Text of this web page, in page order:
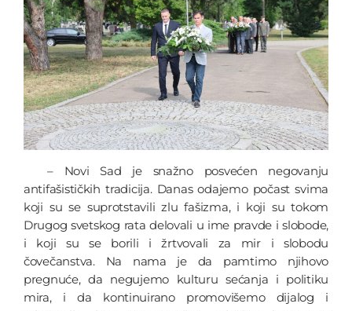
– Novi Sad je snažno posvećen negovanju
antifašističkih tradicija. Danas odajemo počast svima
koji su se suprotstavili zlu fašizma, i koji su tokom
Drugog svetskog rata delovali u ime pravde i slobode,
i koji su se borili i žrtvovali za mir i slobodu
čovečanstva. Na nama je da pamtimo njihovo
pregnuće, da negujemo kulturu sećanja i politiku
mira, i da kontinuirano promovišemo dijalog i